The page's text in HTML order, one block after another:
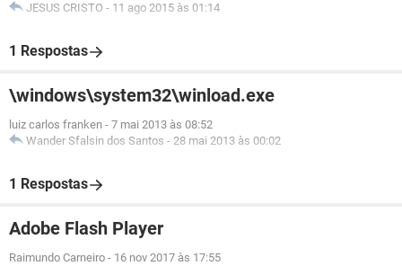
JESUS CRISTO - 11 ago 2015 às 01:14
1 Respostas
\windows\system32\winload.exe
luiz carlos franken - 7 mai 2013 às 08:52
Wander Sfalsin dos Santos - 28 mai 2013 às 00:02
1 Respostas
Adobe Flash Player
Raimundo Carneiro - 16 nov 2017 às 17:55